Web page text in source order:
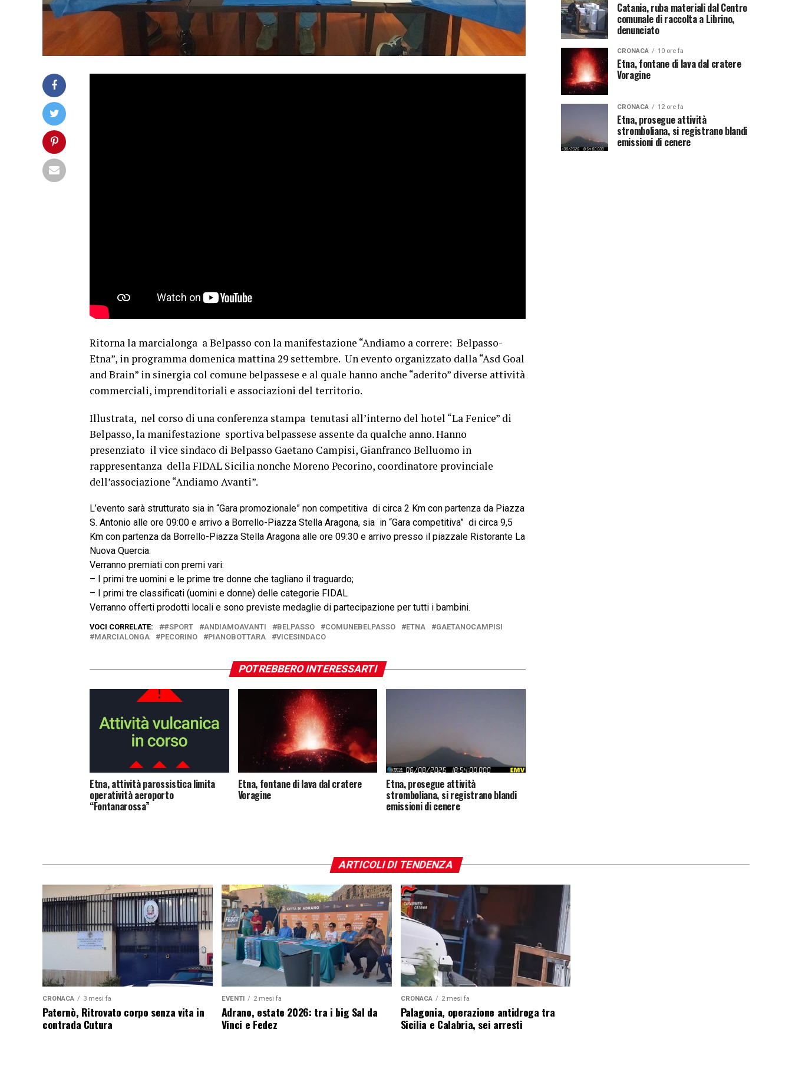
Ritorna la marcialonga a Belpasso con la manifestazione “Andiamo a correre: Belpasso-
Etna”, in programma domenica mattina 29 settembre. Un evento organizzato dalla “Asd Goal
and Brain” in sinergia col comune belpassese e al quale hanno anche “aderito” diverse attività
commerciali, imprenditoriali e associazioni del territorio.
Illustrata, nel corso di una conferenza stampa tenutasi all’interno del hotel “La Fenice” di
Belpasso, la manifestazione sportiva belpassese assente da qualche anno. Hanno
presenziato il vice sindaco di Belpasso Gaetano Campisi, Gianfranco Belluomo in
rappresentanza della FIDAL Sicilia nonche Moreno Pecorino, coordinatore provinciale
dell’associazione “Andiamo Avanti”.
L’evento sarà strutturato sia in “Gara promozionale” non competitiva di circa 2 Km con partenza da Piazza
S. Antonio alle ore 09:00 e arrivo a Borrello-Piazza Stella Aragona, sia in “Gara competitiva” di circa 9,5
Km con partenza da Borrello-Piazza Stella Aragona alle ore 09:30 e arrivo presso il piazzale Ristorante La
Nuova Quercia.
Verranno premiati con premi vari:
– I primi tre uomini e le prime tre donne che tagliano il traguardo;
– I primi tre classificati (uomini e donne) delle categorie FIDAL
Verranno offerti prodotti locali e sono previste medaglie di partecipazione per tutti i bambini.
VOCI CORRELATE: #SPORT ANDIAMOAVANTI BELPASSO COMUNEBELPASSO ETNA
GAETANOCAMPISI
MARCIALONGA
PECORINO PIANOBOTTARA VICESINDACO
POTREBBERO INTERESSARTI
Etna, attività parossistica limita
operatività aeroporto
“Fontanarossa”
Etna, fontane di lava dal cratere
Voragine
Etna, prosegue attività
stromboliana, si registrano blandi
emissioni di cenere
Catania, ruba materiali dal Centro
comunale di raccolta a Librino,
denunciato
CRONACA 10 ore fa
Etna, fontane di lava dal cratere
Voragine
CRONACA 12 ore fa
Etna, prosegue attività
stromboliana, si registrano blandi
emissioni di cenere
ARTICOLI DI TENDENZA
CRONACA 3 mesi fa
Paternò, Ritrovato corpo senza vita in
contrada Cutura
EVENTI 2 mesi fa
Adrano, estate 2026: tra i big Sal da
Vinci e Fedez
CRONACA 2 mesi fa
Palagonia, operazione antidroga tra
Sicilia e Calabria, sei arresti